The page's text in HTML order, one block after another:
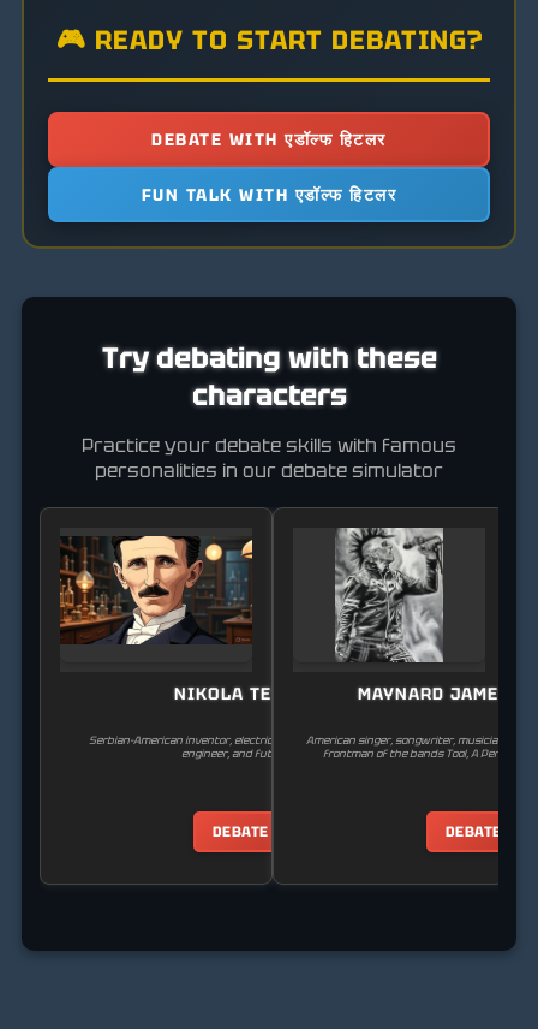
🎮 READY TO START DEBATING?
DEBATE WITH एडॉल्फ हिटलर
FUN TALK WITH एडॉल्फ हिटलर
Try debating with these
characters
Practice your debate skills with famous
personalities in our debate simulator
NIKOLA TESLA
Serbian-American inventor, electrical engineer, mechanical
engineer, and futurist.
DEBATE
MAYNARD JAMES
American singer, songwriter, musician, and
frontman of the bands Tool, A Perfect
DEBATE